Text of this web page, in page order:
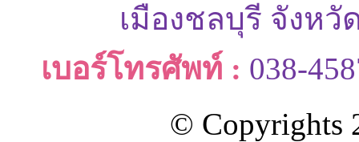
เมืองชลบุรี จังห
เบอร์โทรศัพท์ : 038-
© Copyrights